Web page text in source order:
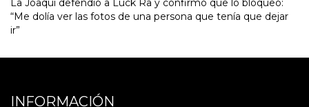
La Joaqui defendió a Luck Ra y confirmó que lo bloqueó:
“Me dolía ver las fotos de una persona que tenía que dejar
ir”
INFORMACIÓN